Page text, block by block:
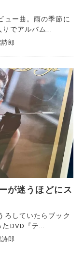
ュー曲。雨の季節に
でアルバム...
郎
が迷うほどにス
ろしていたらブック
DVD『テ...
郎